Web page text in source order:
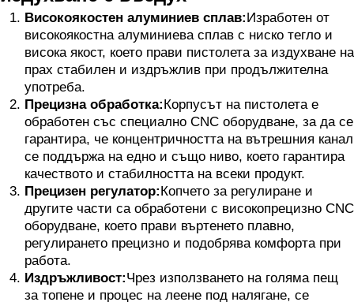
Високоякостен алуминиев сплав:Изработен от
високоякостна алуминиева сплав с ниско тегло и
висока якост, което прави пистолета за издухване на
прах стабилен и издръжлив при продължителна
употреба.
Прецизна обработка:Корпусът на пистолета е
обработен със специално CNC оборудване, за да се
гарантира, че концентричността на вътрешния канал
се поддържа на едно и също ниво, което гарантира
качеството и стабилността на всеки продукт.
Прецизен регулатор:Копчето за регулиране и
другите части са обработени с високопрецизно CNC
оборудване, което прави въртенето плавно,
регулирането прецизно и подобрява комфорта при
работа.
Издръжливост:Чрез използването на голяма пещ
за топене и процес на леене под налягане, се